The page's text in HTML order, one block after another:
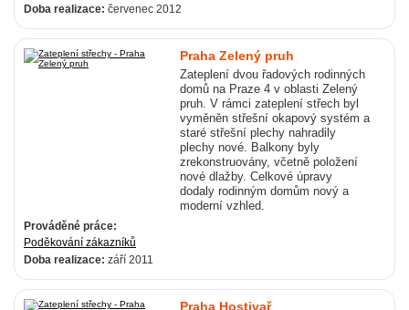
Doba realizace: červenec 2012
Praha Zelený pruh
Zateplení dvou řadových rodinných
domů na Praze 4 v oblasti Zelený
pruh. V rámci zateplení střech byl
vyměněn střešní okapový systém a
staré střešní plechy nahradily
plechy nové. Balkony byly
zrekonstruovány, včetně položení
nové dlažby. Celkové úpravy
dodaly rodinným domům nový a
moderní vzhled.
Prováděné práce:
Poděkování zákazníků
Doba realizace: září 2011
Praha Hostivař